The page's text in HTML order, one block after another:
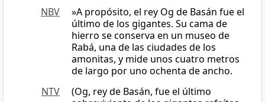
NBV
»A propósito, el rey Og de Basán fue el
último de los gigantes. Su cama de
hierro se conserva en un museo de
Rabá, una de las ciudades de los
amonitas, y mide unos cuatro metros
de largo por uno ochenta de ancho.
NTV
(Og, rey de Basán, fue el último